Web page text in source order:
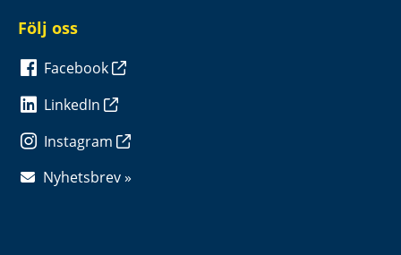
Följ oss
Facebook
LinkedIn
Instagram
Nyhetsbrev